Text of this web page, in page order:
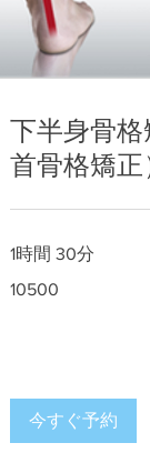
下半身骨格
首骨格矯
1時間 30分
10500
今すぐ予約